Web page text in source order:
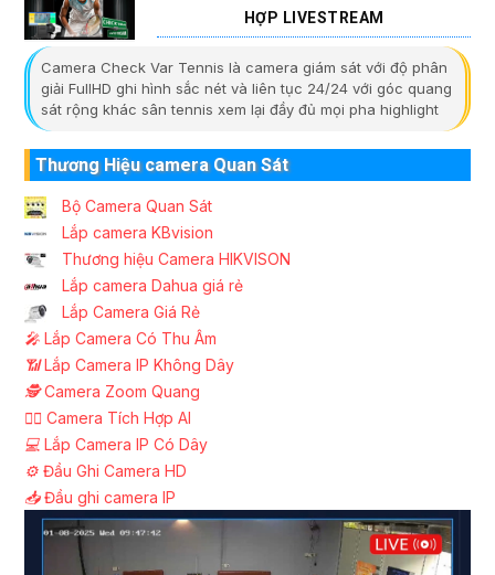
HỢP LIVESTREAM
Camera Check Var Tennis là camera giám sát với độ phân
giải FullHD ghi hình sắc nét và liên tục 24/24 với góc quang
sát rộng khác sân tennis xem lại đầy đủ mọi pha highlight
Thương Hiệu camera Quan Sát
Bộ Camera Quan Sát
Lắp camera KBvision
Thương hiệu Camera HIKVISON
Lắp camera Dahua giá rẻ
Lắp Camera Giá Rẻ
️🎤️ Lắp Camera Có Thu Âm
📶Lắp Camera IP Không Dây
🕵️Camera Zoom Quang
🧛‍♀️ Camera Tích Hợp AI
💻 Lắp Camera IP Có Dây
⚙️ Đầu Ghi Camera HD
📥Đầu ghi camera IP